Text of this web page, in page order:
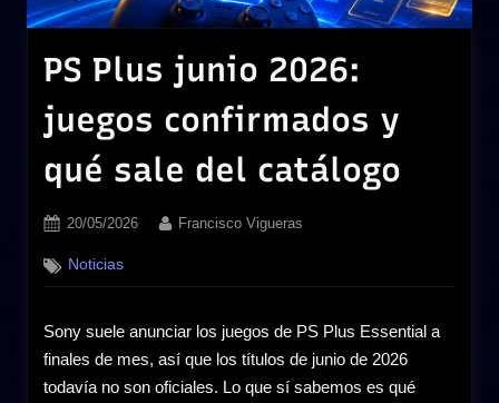
PS Plus junio 2026:
juegos confirmados y
qué sale del catálogo
Posted
20/05/2026 By
Francisco Vigueras
Noticias
Sony suele anunciar los juegos de PS Plus Essential a
finales de mes, así que los títulos de junio de 2026
todavía no son oficiales. Lo que sí sabemos es qué